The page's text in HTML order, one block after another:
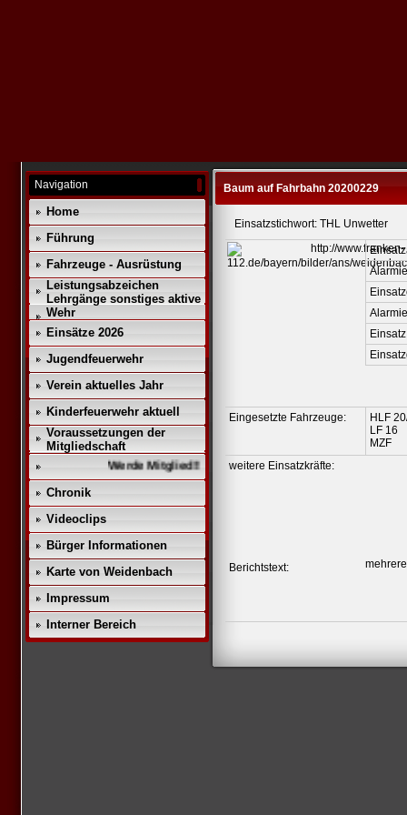
Navigation
Home
Führung
Fahrzeuge - Ausrüstung
Leistungsabzeichen
Lehrgänge sonstiges aktive
Wehr
Einsätze 2026
Jugendfeuerwehr
Verein aktuelles Jahr
Kinderfeuerwehr aktuell
Voraussetzungen der
Mitgliedschaft
Werde Mitglied!!
Chronik
Videoclips
Bürger Informationen
Karte von Weidenbach
Impressum
Interner Bereich
Baum auf Fahrbahn 20200229
Einsatzstichwort: THL Unwetter
Eingesetzte Fahrzeuge:
HLF
LF 16
MZF
weitere Einsatzkräfte:
Berichtstext: